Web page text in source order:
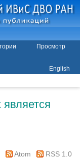
Просмотр
English
Atom
RSS 1.0